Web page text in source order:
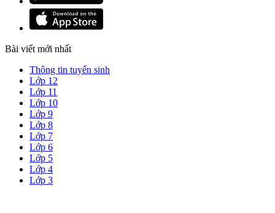
Bài viết mới nhất
Thông tin tuyển sinh
Lớp 12
Lớp 11
Lớp 10
Lớp 9
Lớp 8
Lớp 7
Lớp 6
Lớp 5
Lớp 4
Lớp 3